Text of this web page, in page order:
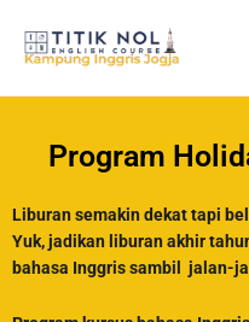
content
Program
Liburan semakin dekat tapi
Yuk, jadikan liburan akhir
bahasa Inggris sambil jalan-